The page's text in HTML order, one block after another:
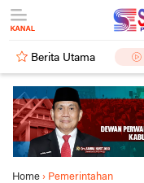
Berita Utama
Home › Pemerintahan